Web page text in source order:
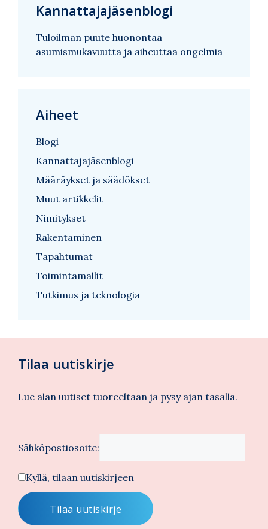
Kannattajajäsenblogi
Tuloilman puute huonontaa
asumismukavuutta ja aiheuttaa ongelmia
Aiheet
Blogi
Kannattajajäsenblogi
Määräykset ja säädökset
Muut artikkelit
Nimitykset
Rakentaminen
Tapahtumat
Toimintamallit
Tutkimus ja teknologia
Tilaa uutiskirje
Lue alan uutiset tuoreeltaan ja pysy ajan tasalla.
Sähköpostiosoite:
Kyllä, tilaan uutiskirjeen